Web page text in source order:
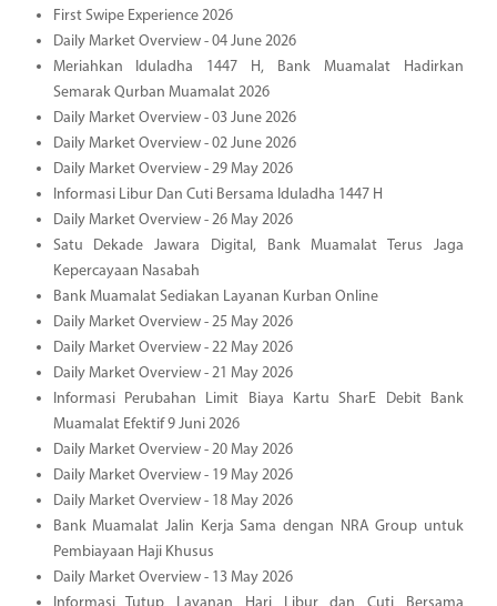
First Swipe Experience 2026
Daily Market Overview - 04 June 2026
Meriahkan Iduladha 1447 H, Bank Muamalat Hadirkan
Semarak Qurban Muamalat 2026
Daily Market Overview - 03 June 2026
Daily Market Overview - 02 June 2026
Daily Market Overview - 29 May 2026
Informasi Libur Dan Cuti Bersama Iduladha 1447 H
Daily Market Overview - 26 May 2026
Satu Dekade Jawara Digital, Bank Muamalat Terus Jaga
Kepercayaan Nasabah
Bank Muamalat Sediakan Layanan Kurban Online
Daily Market Overview - 25 May 2026
Daily Market Overview - 22 May 2026
Daily Market Overview - 21 May 2026
Informasi Perubahan Limit Biaya Kartu SharE Debit Bank
Muamalat Efektif 9 Juni 2026
Daily Market Overview - 20 May 2026
Daily Market Overview - 19 May 2026
Daily Market Overview - 18 May 2026
Bank Muamalat Jalin Kerja Sama dengan NRA Group untuk
Pembiayaan Haji Khusus
Daily Market Overview - 13 May 2026